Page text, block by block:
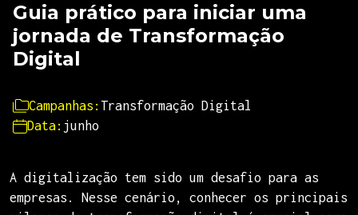
Guia prático para iniciar uma
jornada de Transformação
Digital
Campanhas: Transformação Digital
Data: junho
A digitalização tem sido um desafio para as
empresas. Nesse cenário, conhecer os principais